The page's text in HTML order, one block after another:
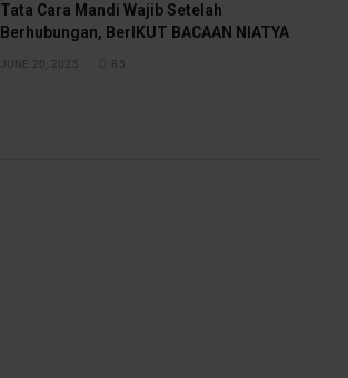
Tata Cara Mandi Wajib Setelah
Berhubungan, BerIKUT BACAAN NIATYA
JUNE 20, 2025 85